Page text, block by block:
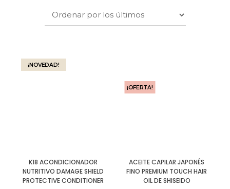
¡NOVEDAD!
K18 ACONDICIONADOR
NUTRITIVO DAMAGE SHIELD
PROTECTIVE CONDITIONER
¡OFERTA!
ACEITE CAPILAR JAPONÉS
FINO PREMIUM TOUCH HAIR
OIL DE SHISEIDO